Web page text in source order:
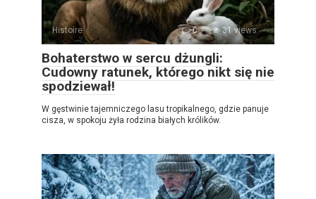
Histoire 0 31 views
Bohaterstwo w sercu dżungli:
Cudowny ratunek, którego nikt się nie
spodziewał!
W gęstwinie tajemniczego lasu tropikalnego, gdzie panuje
cisza, w spokoju żyła rodzina białych królików.